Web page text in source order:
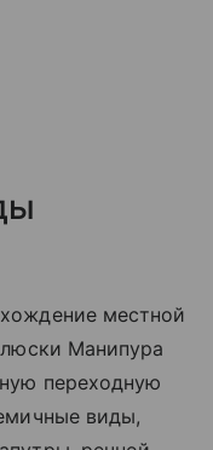
местной
Манипура
переходную
виды,